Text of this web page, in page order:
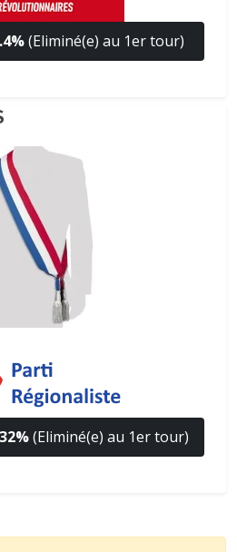
(Eliminé(e) au 1er tour)
(Eliminé(e) au 1er tour)